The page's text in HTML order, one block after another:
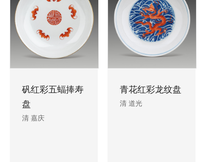
矾红彩五蝠捧寿
盘
清 嘉庆
青花红彩龙纹盘
清 道光